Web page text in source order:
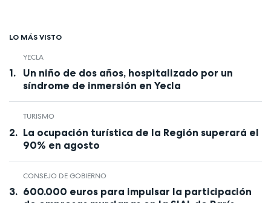
LO MÁS VISTO
YECLA
Un niño de dos años, hospitalizado por un
síndrome de inmersión en Yecla
TURISMO
La ocupación turística de la Región superará el
90% en agosto
CONSEJO DE GOBIERNO
600.000 euros para impulsar la participación